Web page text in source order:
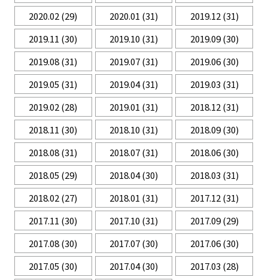
2020.02(29) 2020.01 (31) 2019.12(31)
2019.11 (30) 2019.10 (31) 2019.09(30)
2019.08(31) 2019.07(31) 2019.06(30)
2019.05 (31) 2019.04(31) 2019.03 (31)
2019.02(28) 2019.01 (31) 2018.12(31)
2018.11 (30) 2018.10 (31) 2018.09(30)
2018.08(31) 2018.07(31) 2018.06(30)
2018.05 (29) 2018.04(30) 2018.03 (31)
2018.02(27) 2018.01 (31) 2017.12(31)
2017.11 (30) 2017.10 (31) 2017.09(29)
2017.08(30) 2017.07(30) 2017.06(30)
2017.05 (30) 2017.04(30) 2017.03 (28)